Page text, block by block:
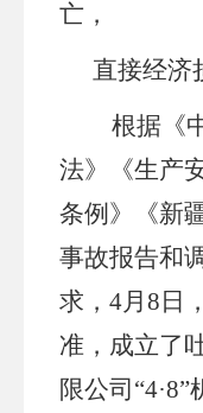
亡 ，
直接经济
根据《
法》《生产
条例》《新
事故报告和
求， 4月 8 日
准，成立了
限公司